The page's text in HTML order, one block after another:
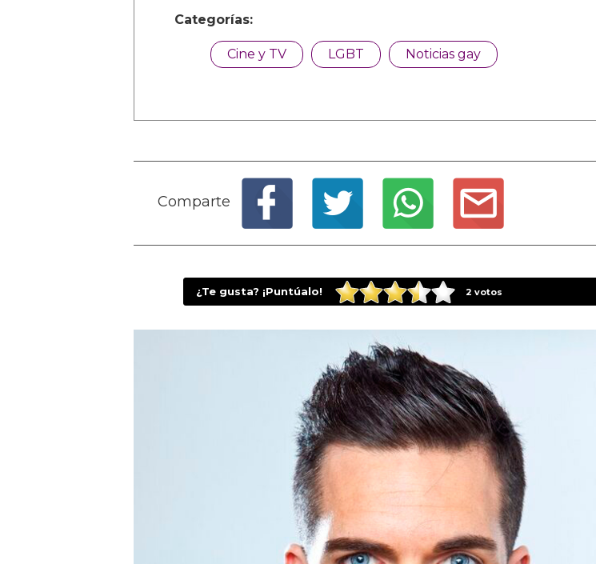
Categorías:
Cine y TV LGBT Noticias gay
Comparte
¿Te gusta? ¡Puntúalo! 2 votos